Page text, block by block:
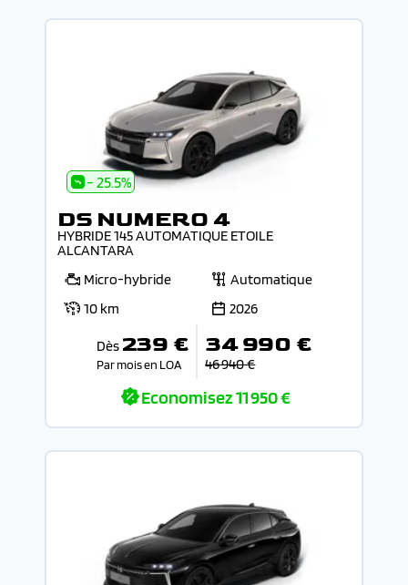
- 25.5%
DS NUMERO 4
HYBRIDE 145 AUTOMATIQUE ETOILE
ALCANTARA
Micro-hybride
Automatique
10 km
2026
Dès 239 €
Par mois en LOA
34 990 €
46 940 €
Economisez11 950 €